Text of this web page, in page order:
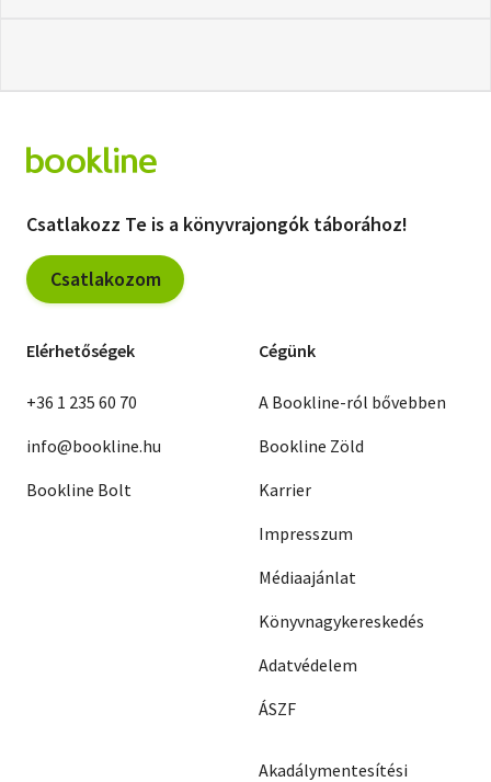
Csatlakozz Te is a könyvrajongók táborához!
Csatlakozom
Elérhetőségek
+36 1 235 60 70
info@bookline.hu
Bookline Bolt
Cégünk
A Bookline-ról bővebben
Bookline Zöld
Karrier
Impresszum
Médiaajánlat
Könyvnagykereskedés
Adatvédelem
ÁSZF
Akadálymentesítési